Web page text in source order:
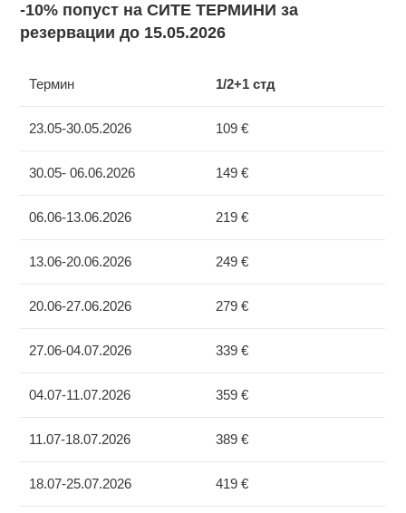
-10% попуст на СИТЕ ТЕРМИНИ за
резервации до 15.05.2026
Термин 1/2+1 стд
23.05-30.05.2026 109 €
30.05- 06.06.2026 149 €
06.06-13.06.2026 219 €
13.06-20.06.2026 249 €
20.06-27.06.2026 279 €
27.06-04.07.2026 339 €
04.07-11.07.2026 359 €
11.07-18.07.2026 389 €
18.07-25.07.2026 419 €